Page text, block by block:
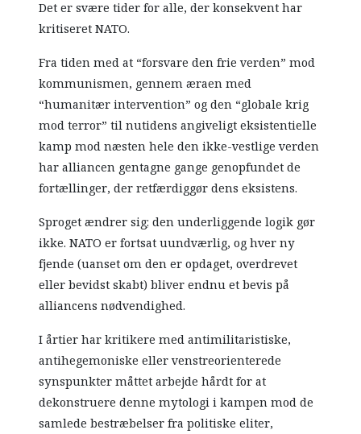
Det er svære tider for alle, der konsekvent har
kritiseret NATO.
Fra tiden med at “forsvare den frie verden” mod
kommunismen, gennem æraen med
“humanitær intervention” og den “globale krig
mod terror” til nutidens angiveligt eksistentielle
kamp mod næsten hele den ikke-vestlige verden
har alliancen gentagne gange genopfundet de
fortællinger, der retfærdiggør dens eksistens.
Sproget ændrer sig; den underliggende logik gør
ikke. NATO er fortsat uundværlig, og hver ny
fjende (uanset om den er opdaget, overdrevet
eller bevidst skabt) bliver endnu et bevis på
alliancens nødvendighed.
I årtier har kritikere med antimilitaristiske,
antihegemoniske eller venstreorienterede
synspunkter måttet arbejde hårdt for at
dekonstruere denne mytologi i kampen mod de
samlede bestræbelser fra politiske eliter,